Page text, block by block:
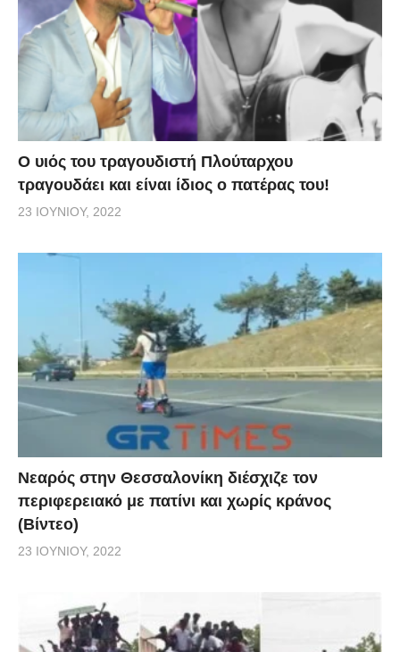
O υιός του τραγουδιστή Πλούταρχου
τραγουδάει και είναι ίδιος ο πατέρας του!
23 ΙΟΥΝΊΟΥ, 2022
Νεαρός στην Θεσσαλονίκη διέσχιζε τον
περιφερειακό με πατίνι και χωρίς κράνος
(Βίντεο)
23 ΙΟΥΝΊΟΥ, 2022